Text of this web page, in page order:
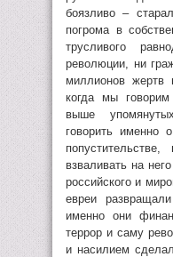
боязливо –
погрома в
трусливого
революции, ни
миллионов жертв
когда мы
выше
говорить именно
взваливать на
российского и
евреи
именно они
террор и саму
и насилием